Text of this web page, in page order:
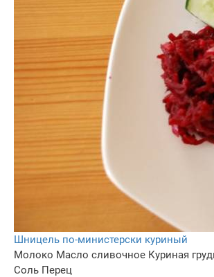
Шницель по-министерски куриный
Молоко Масло сливочное Куриная
Соль Перец